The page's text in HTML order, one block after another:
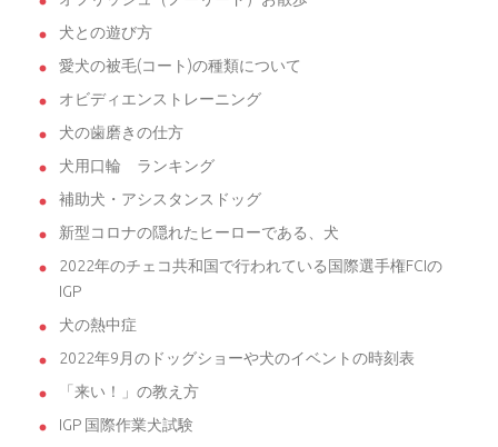
犬との遊び方
愛犬の被毛(コート)の種類について
オビディエンストレーニング
犬の歯磨きの仕方
犬用口輪 ランキング
補助犬・アシスタンスドッグ
新型コロナの隠れたヒーローである、犬
2022年のチェコ共和国で行われている国際選手権FCIの
IGP
犬の熱中症
2022年9月のドッグショーや犬のイベントの時刻表
「来い！」の教え方
IGP 国際作業犬試験